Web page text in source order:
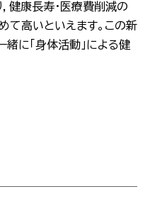
健康長寿・医療費削減の
て高いといえます。この新
緒に「身体活動」による健